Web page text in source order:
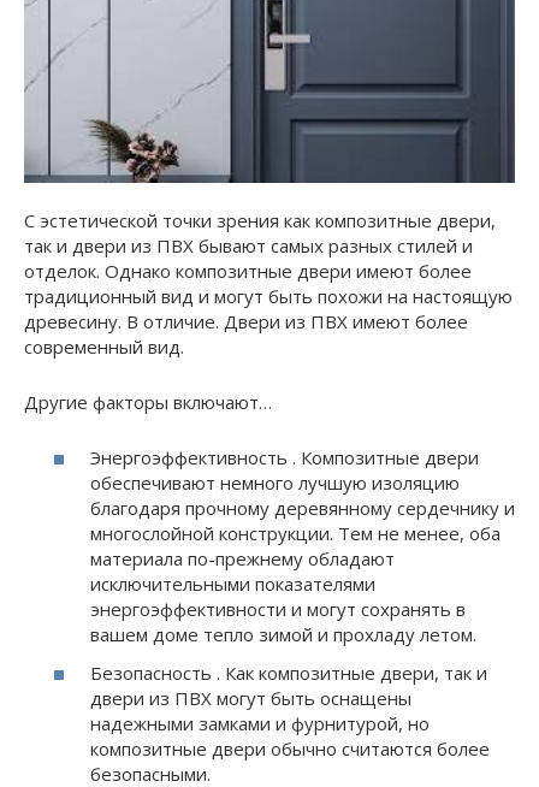
С эстетической точки зрения как композитные двери,
так и двери из ПВХ бывают самых разных стилей и
отделок. Однако композитные двери имеют более
традиционный вид и могут быть похожи на настоящую
древесину. В отличие. Двери из ПВХ имеют более
современный вид.
Другие факторы включают…
Энергоэффективность . Композитные двери
обеспечивают немного лучшую изоляцию
благодаря прочному деревянному сердечнику и
многослойной конструкции. Тем не менее, оба
материала по-прежнему обладают
исключительными показателями
энергоэффективности и могут сохранять в
вашем доме тепло зимой и прохладу летом.
Безопасность . Как композитные двери, так и
двери из ПВХ могут быть оснащены
надежными замками и фурнитурой, но
композитные двери обычно считаются более
безопасными.